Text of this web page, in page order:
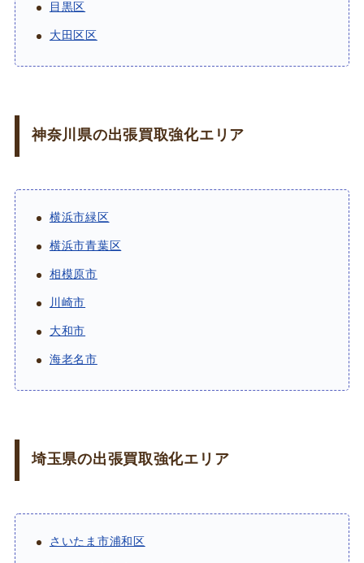
目黒区
大田区区
神奈川県の出張買取強化エリア
横浜市緑区
横浜市青葉区
相模原市
川崎市
大和市
海老名市
埼玉県の出張買取強化エリア
さいたま市浦和区